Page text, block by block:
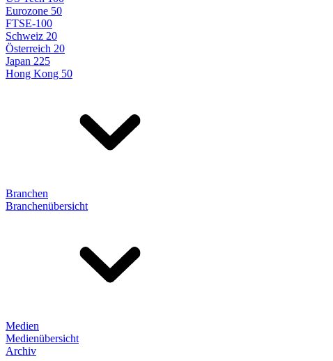
Eurozone 50
FTSE-100
Schweiz 20
Österreich 20
Japan 225
Hong Kong 50
Branchen
Branchenübersicht
Medien
Medienübersicht
Archiv